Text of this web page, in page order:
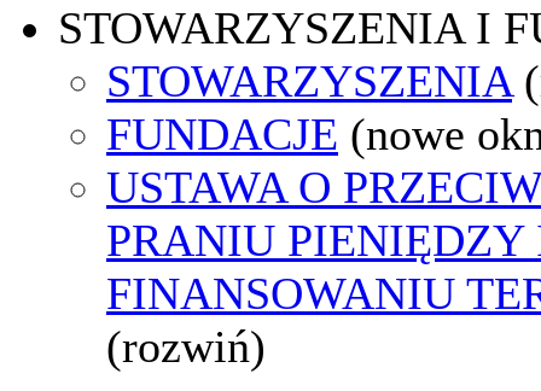
STOWARZYSZENIA I
STOWARZYSZENIA
FUNDACJE (nowe
USTAWA O
PRANIU PIENIĘDZY
FINANSOWANIU
(rozwiń)